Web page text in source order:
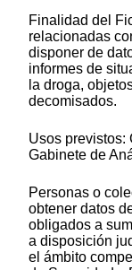
Finalidad del
relacionadas
disponer de
informes de
la droga,
decomisados.
Usos previstos:
Gabinete de
Personas o
obtener datos
obligados a
a disposición
el ámbito